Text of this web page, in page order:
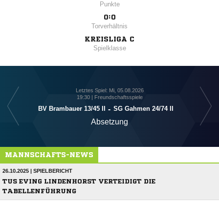
Punkte
0:0
Torverhältnis
KREISLIGA C
Spielklasse
Letztes Spiel: Mi, 05.08.2026
19:30 | Freundschaftsspiele
BV Brambauer 13/​45 II - SG Gahmen 24/​74 II
Absetzung
MANNSCHAFTS-NEWS
26.10.2025 | SPIELBERICHT
TUS EVING LINDENHORST VERTEIDIGT DIE
TABELLENFÜHRUNG